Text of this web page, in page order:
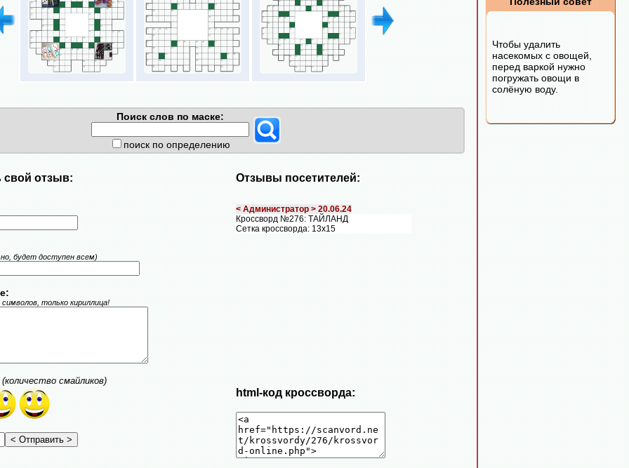
Поиск слов по маске:
поиск по определению
свой отзыв: Отзывы посетителей:
будет доступен всем)
только кириллица!
(количество смайликов)
< Администратор > 20.06.24
Кроссворд №276: ТАЙЛАНД
Сетка кроссворда: 13х15
html-код кроссворда:
Чтобы удалить
насекомых с овощей,
перед варкой нужно
погружать овощи в
солёную воду.